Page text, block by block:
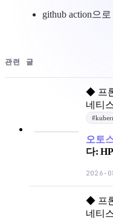
github action으
관련 글
◆ 프
네티
#
오토
다:
2026-
◆ 프
네티